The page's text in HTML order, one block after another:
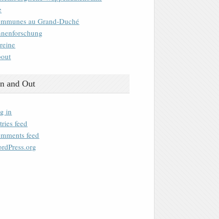
au Grand-Duché
and Out
in
feed
feed